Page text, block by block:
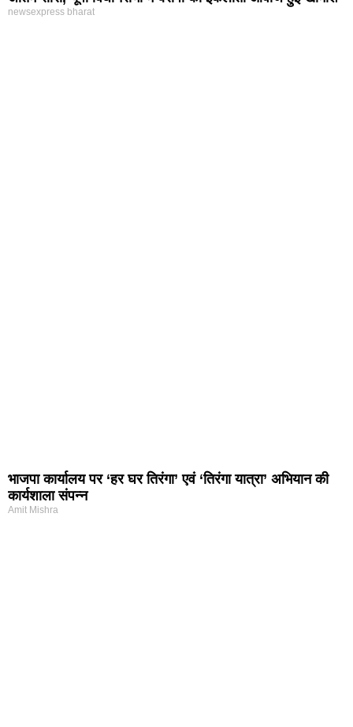
newsexpress bharat
भाजपा कार्यालय पर ‘हर घर तिरंगा’ एवं ‘तिरंगा यात्रा’ अभियान की
कार्यशाला संपन्न
Amit Mishra